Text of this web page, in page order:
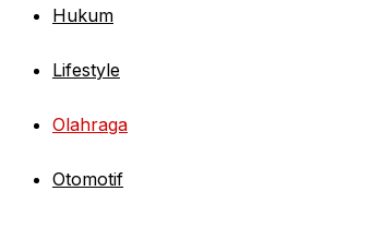
Hukum
Lifestyle
Olahraga
Otomotif